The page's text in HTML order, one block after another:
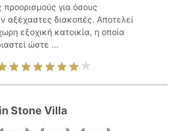
προορισμούς για όσους
αξέχαστες διακοπές. Αποτελεί
εξοχική κατοικία, η οποία
ώστε ...
Stone Villa